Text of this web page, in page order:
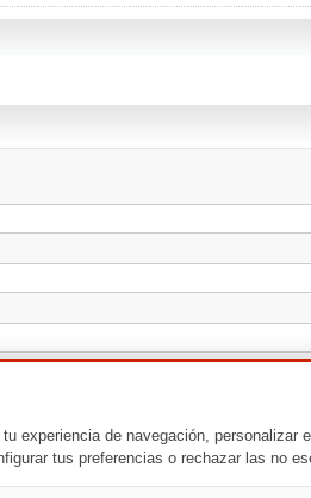
experiencia de navegación, personalizar
tus preferencias o rechazar las no